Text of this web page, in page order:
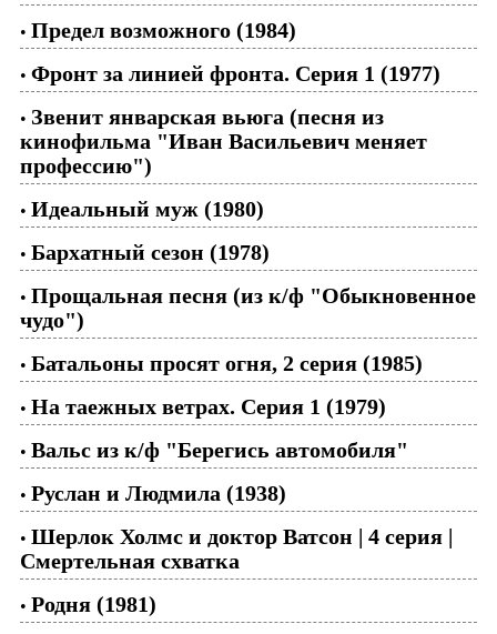
• Предел возможного (1984)
• Фронт за линией фронта. Серия 1 (1977)
• Звенит январская вьюга (песня из
кинофильма "Иван Васильевич меняет
профессию")
• Идеальный муж (1980)
• Бархатный сезон (1978)
• Прощальная песня (из к/ф "Обыкновенное
чудо")
• Батальоны просят огня, 2 серия (1985)
• На таежных ветрах. Серия 1 (1979)
• Вальс из к/ф "Берегись автомобиля"
• Руслан и Людмила (1938)
• Шерлок Холмс и доктор Ватсон | 4 серия |
Смертельная схватка
• Родня (1981)